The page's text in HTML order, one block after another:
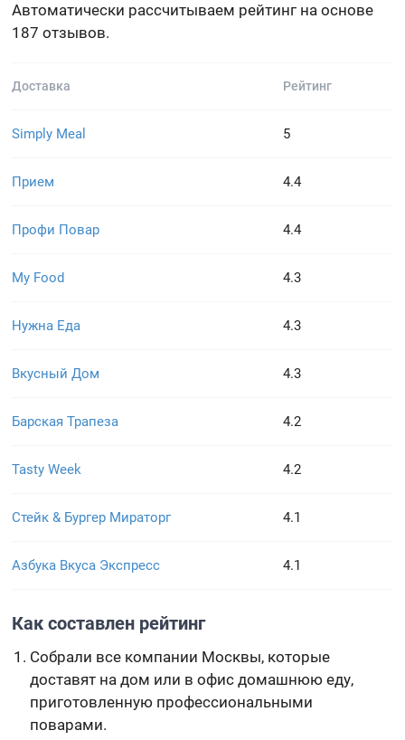
Автоматически рассчитываем рейтинг на основе
187 отзывов.
Доставка Рейтинг
Simply Meal 5
Прием 4.4
Профи Повар 4.4
My Food 4.3
Нужна Еда 4.3
Вкусный Дом 4.3
Барская Трапеза 4.2
Tasty Week 4.2
Стейк & Бургер Мираторг 4.1
Азбука Вкуса Экспресс 4.1
Как составлен рейтинг
Собрали все компании Москвы, которые
доставят на дом или в офис домашнюю еду,
приготовленную профессиональными
поварами.